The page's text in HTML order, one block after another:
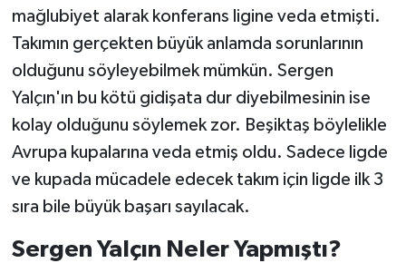
mağlubiyet alarak konferans ligine veda etmişti.
Takımın gerçekten büyük anlamda sorunlarının
olduğunu söyleyebilmek mümkün. Sergen
Yalçın'ın bu kötü gidişata dur diyebilmesinin ise
kolay olduğunu söylemek zor. Beşiktaş böylelikle
Avrupa kupalarına veda etmiş oldu. Sadece ligde
ve kupada mücadele edecek takım için ligde ilk 3
sıra bile büyük başarı sayılacak.
Sergen Yalçın Neler Yapmıştı?